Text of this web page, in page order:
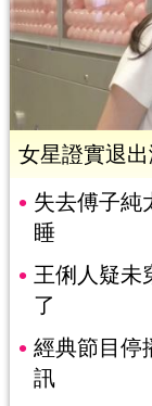
女星證實退
失去傅子
睡
王俐人疑未
了
經典節目
訊